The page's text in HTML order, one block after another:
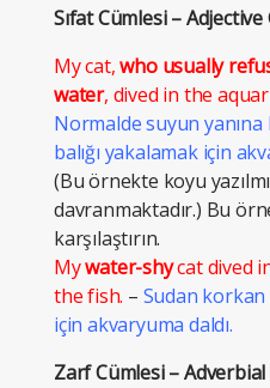
Sıfat Cümlesi – Adjective
My cat,who usually
water, dived in the
Normalde suyun
balığı yakalamak için
(Bu örnekte koyu
davranmaktadır.) Bu
karşılaştırın.
Mywater-shycat dived
the fish. – Sudan korkan
için akvaryuma daldı.
Zarf Cümlesi – Adverbial